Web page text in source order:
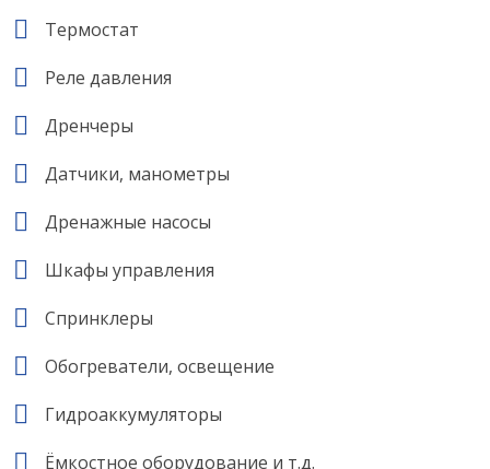
Термостат
Реле давления
Дренчеры
Датчики, манометры
Дренажные насосы
Шкафы управления
Спринклеры
Обогреватели, освещение
Гидроаккумуляторы
Ёмкостное оборудование и т.д.